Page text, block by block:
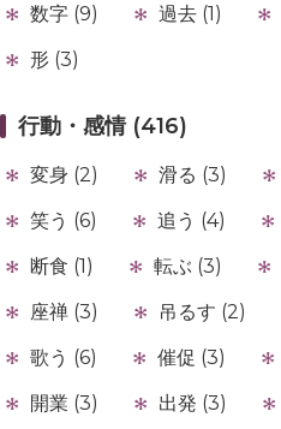
数字 (9) 過去 (1)
形 (3)
行動・感情 (416)
変身 (2) 滑る (3)
笑う (6)
追う (4)
断食 (1)
転ぶ (3)
座禅 (3)
吊るす (2)
歌う (6)
催促 (3)
開業 (3)
出発 (3)